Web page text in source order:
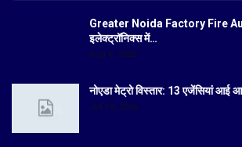
Greater Noida Factory Fire
इलेक्ट्रॉनिक्स में…
Aug 6, 2026
नोएडा मेट्रो विस्तार: 13 एजेंसियां आई
Jul 19, 2026